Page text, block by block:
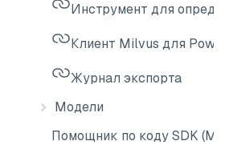
Инструмент для
Клиент Milvus для
Журнал экспорта
Модели
Помощник по коду SDK